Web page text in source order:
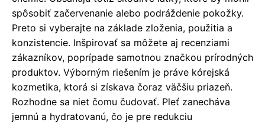
spôsobiť začervenanie alebo podráždenie pokožky.
Preto si vyberajte na základe zloženia, použitia a
konzistencie. Inšpirovať sa môžete aj recenziami
zákazníkov, poprípade samotnou značkou prírodných
produktov. Výborným riešením je práve kórejská
kozmetika, ktorá si získava čoraz väčšiu priazeň.
Rozhodne sa niet čomu čudovať. Pleť zanecháva
jemnú a hydratovanú, čo je pre redukciu